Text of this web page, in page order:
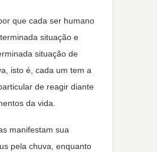
que cada ser humano
situação e
situação de
isto é, cada um tem a
de reagir diante
da vida.
manifestam sua
pela chuva, enquanto